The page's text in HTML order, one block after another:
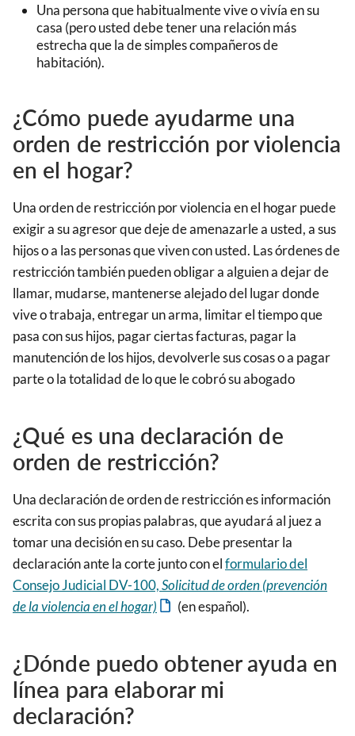
Una persona que habitualmente vive o vivía en su
casa (pero usted debe tener una relación más
estrecha que la de simples compañeros de
habitación).
¿Cómo puede ayudarme una
orden de restricción por violencia
en el hogar?
Una orden de restricción por violencia en el hogar puede
exigir a su agresor que deje de amenazarle a usted, a sus
hijos o a las personas que viven con usted. Las órdenes de
restricción también pueden obligar a alguien a dejar de
llamar, mudarse, mantenerse alejado del lugar donde
vive o trabaja, entregar un arma, limitar el tiempo que
pasa con sus hijos, pagar ciertas facturas, pagar la
manutención de los hijos, devolverle sus cosas o a pagar
parte o la totalidad de lo que le cobró su abogado
¿Qué es una declaración de
orden de restricción?
Una declaración de orden de restricción es información
escrita con sus propias palabras, que ayudará al juez a
tomar una decisión en su caso. Debe presentar la
declaración ante la corte junto con elformulario del
Consejo Judicial DV-100,Solicitud de orden (prevención
de la violencia en el hogar)
(en español).
¿Dónde puedo obtener ayuda en
línea para elaborar mi
declaración?